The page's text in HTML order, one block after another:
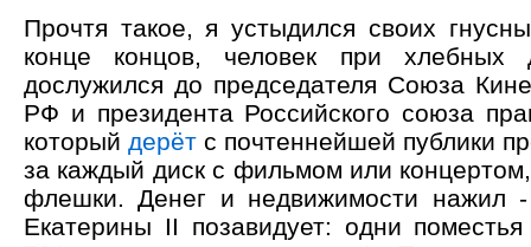
Прочтя такое, я устыдился своих
конце концов, человек при хлебных
дослужился до председателя Союза
РФ и президента Российского союза
который дерёт с почтеннейшей публики
за каждый диск с фильмом или
флешки. Денег и недвижимости нажил
Екатерины II позавидует: одни